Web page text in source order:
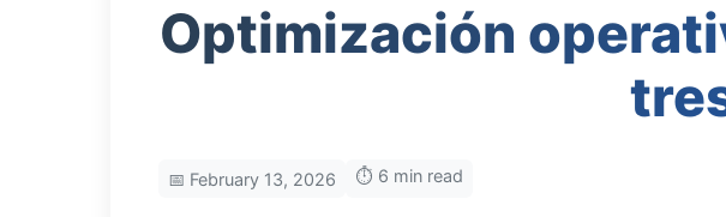
Optimización
📅 February 13, 2026 ⏱️ 6 min read